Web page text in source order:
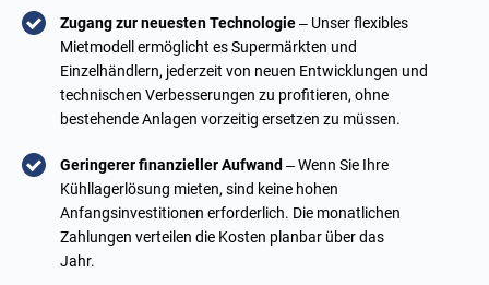
Zugang zur neuesten Technologie– Unser flexibles
Mietmodell ermöglicht es Supermärkten und
Einzelhändlern, jederzeit von neuen Entwicklungen und
technischen Verbesserungen zu profitieren, ohne
bestehende Anlagen vorzeitig ersetzen zu müssen.
Geringerer finanzieller Aufwand – Wenn Sie Ihre
Kühllagerlösung mieten, sind keine hohen
Anfangsinvestitionen erforderlich. Die monatlichen
Zahlungen verteilen die Kosten planbar über das
Jahr.